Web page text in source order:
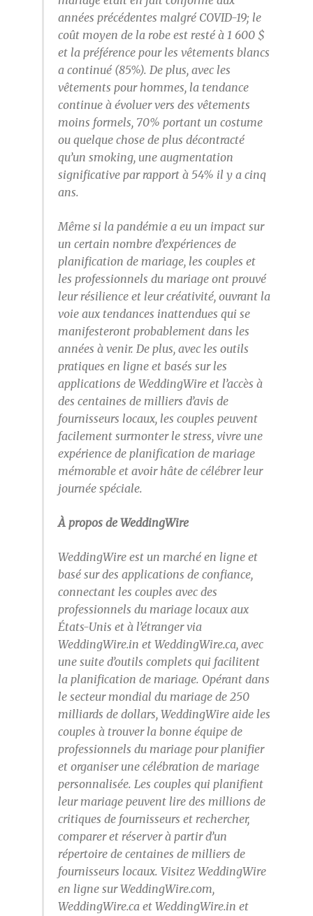
années précédentes malgré COVID-19; le
coût moyen de la robe est resté à 1 600 $
et la préférence pour les vêtements blancs
a continué (85%). De plus, avec les
vêtements pour hommes, la tendance
continue à évoluer vers des vêtements
moins formels, 70% portant un costume
ou quelque chose de plus décontracté
qu’un smoking, une augmentation
significative par rapport à 54% il y a cinq
ans.
Même si la pandémie a eu un impact sur
un certain nombre d’expériences de
planification de mariage, les couples et
les professionnels du mariage ont prouvé
leur résilience et leur créativité, ouvrant la
voie aux tendances inattendues qui se
manifesteront probablement dans les
années à venir. De plus, avec les outils
pratiques en ligne et basés sur les
applications de WeddingWire et l’accès à
des centaines de milliers d’avis de
fournisseurs locaux, les couples peuvent
facilement surmonter le stress, vivre une
expérience de planification de mariage
mémorable et avoir hâte de célébrer leur
journée spéciale.
À propos de WeddingWire
WeddingWire est un marché en ligne et
basé sur des applications de confiance,
connectant les couples avec des
professionnels du mariage locaux aux
États-Unis et à l’étranger via
WeddingWire.in et WeddingWire.ca, avec
une suite d’outils complets qui facilitent
la planification de mariage. Opérant dans
le secteur mondial du mariage de 250
milliards de dollars, WeddingWire aide les
couples à trouver la bonne équipe de
professionnels du mariage pour planifier
et organiser une célébration de mariage
personnalisée. Les couples qui planifient
leur mariage peuvent lire des millions de
critiques de fournisseurs et rechercher,
comparer et réserver à partir d’un
répertoire de centaines de milliers de
fournisseurs locaux. Visitez WeddingWire
en ligne sur WeddingWire.com,
WeddingWire.ca et WeddingWire.in et